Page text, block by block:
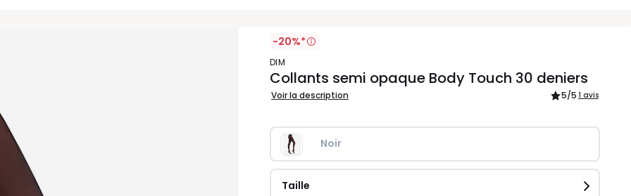
-20%*
DIM
Collants semi opaque Body Touch 30 deniers
Voir la description 5/5 1 avis
Noir
Taille